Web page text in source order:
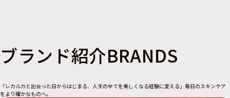
ブランド紹介BRANDS
「レカルカと出会った日からはじまる、人生の全てを美しくなる経験に変える」 毎日のスキンケア
をより確かなものへ。